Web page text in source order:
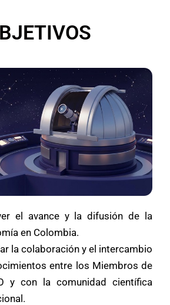
el avance y la difusión de la
en Colombia.
la colaboración y el intercambio
entre los Miembros de
y con la comunidad científica